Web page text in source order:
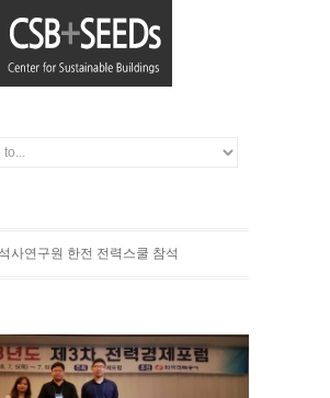
석사연구원 한전 전력스쿨 참석